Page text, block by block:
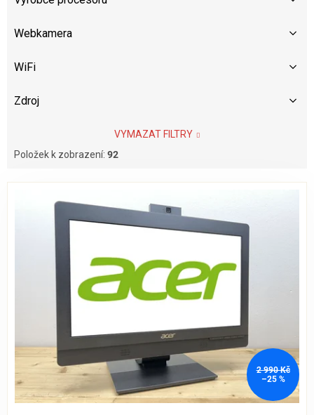
Webkamera
WiFi
Zdroj
VYMAZAT FILTRY
Položek k zobrazení: 92
2 990 Kč
–25 %